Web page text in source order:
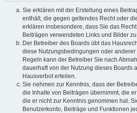
Sie erklären mit der Erstellung eines
enthält, die gegen geltendes Recht oder
erklären insbesondere, dass Sie das
Beiträgen verwendeten Links und Bilder
Der Betreiber des Boards übt das
diese Nutzungsbedingungen oder anderer
Regeln kann der Betreiber Sie nach
dauerhaft von der Nutzung dieses Boards
Hausverbot erteilen.
Sie nehmen zur Kenntnis, dass der
die Inhalte von Beiträgen übernimmt, die
die er nicht zur Kenntnis genommen hat.
Benutzerkonto, Beiträge und Funktionen